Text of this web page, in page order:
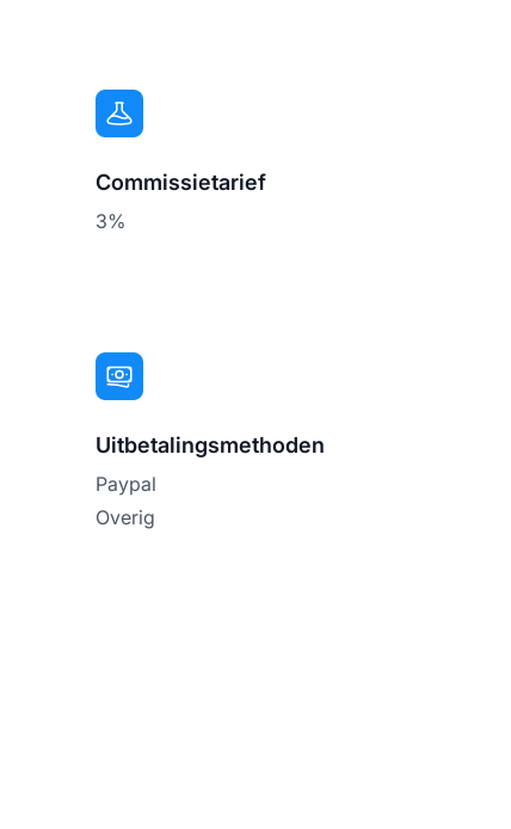
Commissietarief
3%
Uitbetalingsmethoden
Paypal
Overig